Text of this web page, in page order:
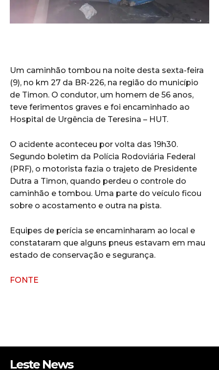
Um caminhão tombou na noite desta sexta-feira
(9), no km 27 da BR-226, na região do município
de Timon. O condutor, um homem de 56 anos,
teve ferimentos graves e foi encaminhado ao
Hospital de Urgência de Teresina – HUT.
O acidente aconteceu por volta das 19h30.
Segundo boletim da Polícia Rodoviária Federal
(PRF), o motorista fazia o trajeto de Presidente
Dutra a Timon, quando perdeu o controle do
caminhão e tombou. Uma parte do veículo ficou
sobre o acostamento e outra na pista.
Equipes de perícia se encaminharam ao local e
constataram que alguns pneus estavam em mau
estado de conservação e segurança.
FONTE
Leste News